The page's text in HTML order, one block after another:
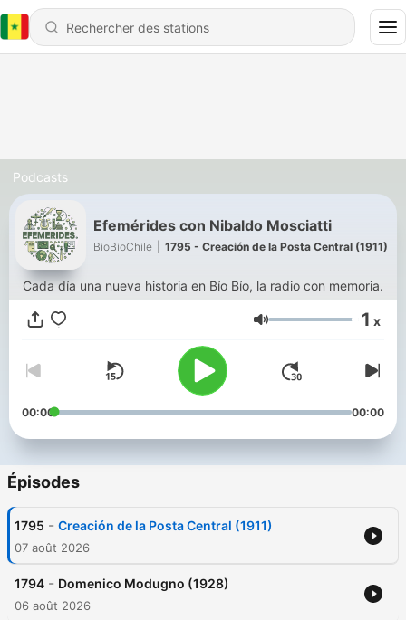
Podcasts
Efemérides con Nibaldo Mosciatti
BioBioChile 1795 - Creación de la Posta Central (1911)
Cada día una nueva historia en Bío Bío, la radio con memoria.
Volume 1 x
00:00 00:00
Épisodes
1795 - Creación de la Posta Central (1911)
07 août 2026
1794 - Domenico Modugno (1928)
06 août 2026